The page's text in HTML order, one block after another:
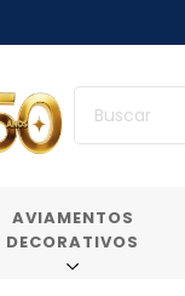
AVIAMENTOS
DECORATIVOS